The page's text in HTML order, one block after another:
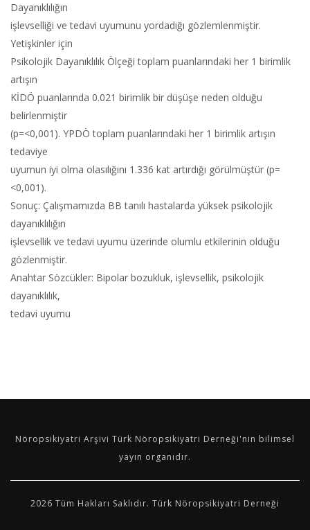
Dayanıklılığın
işlevselliği ve tedavi uyumunu yordadığı gözlemlenmiştir.
Yetişkinler için
Psikolojik Dayanıklılık Ölçeği toplam puanlarındaki her 1 birimlik
artışın
KİDÖ puanlarında 0.021 birimlik bir düşüşe neden olduğu
belirlenmiştir
(p=<0,001). YPDÖ toplam puanlarındaki her 1 birimlik artışın
tedaviye
uyumun iyi olma olasılığını 1.336 kat artırdığı görülmüştür (p=
<0,001).
Sonuç: Çalışmamızda BB tanılı hastalarda yüksek psikolojik
dayanıklılığın
işlevsellik ve tedavi uyumu üzerinde olumlu etkilerinin olduğu
gözlenmiştir.
Anahtar Sözcükler: Bipolar bozukluk, işlevsellik, psikolojik
dayanıklılık,
tedavi uyumu
Nöropsikiyatri Arşivi Türk Nöropsikiyatri Derneği'nin bilimsel
yayın organıdır.
2026 Tüm Hakları Saklıdır. Türk Nöropsikiyatri Derneği